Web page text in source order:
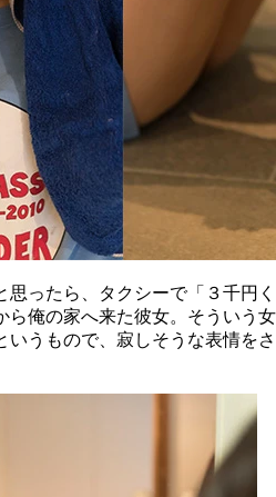
ったら、タクシーで「３千円く
ら俺の家へ来た彼女。そういう女
いうもので、寂しそうな表情をさ